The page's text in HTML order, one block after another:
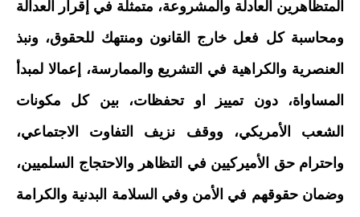
المتظاهرين العادلة والمشروعة، متمثلة في إقرار العدالة
ومحاسبة كل فعل خارج القانون ومنتهك للحقوق، ونبذ
العنصرية والكراهية في التشريع والممارسة، إعمالا لمبدأ
المساواة، دون تمييز او تحفظات، بين كل مكونات
الشعب الأمريكي، ووقف نزيف التفاوت الاجتماعي،
واحترام حق الأميركيين في التظاهر والاحتجاج السلميين،
وضمان حقوقهم في الأمن وفي السلامة البدنية والكرامة